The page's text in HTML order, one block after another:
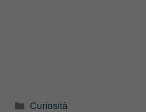
Categorie
Curiosità